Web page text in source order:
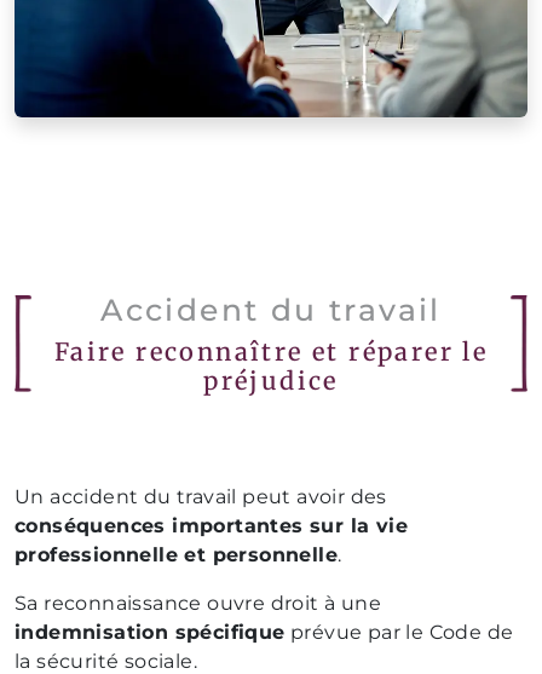
Accident du travail
Faire reconnaître et réparer le
préjudice
Un accident du travail peut avoir des
conséquences importantes sur la vie
professionnelle et personnelle.
Sa reconnaissance ouvre droit à une
indemnisation spécifique prévue par le Code de
la sécurité sociale.